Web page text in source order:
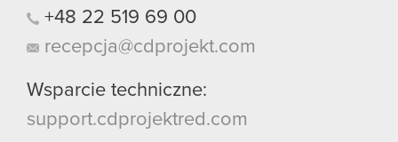
+48 22 519 69 00
recepcja@cdprojekt.com
Wsparcie techniczne:
support.cdprojektred.com